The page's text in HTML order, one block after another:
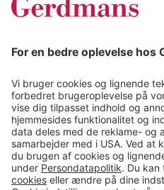
Tips & guides
Kontakt
salg@gerdmans.dk
49 18 07 07
Salgsafdeling åbningstider